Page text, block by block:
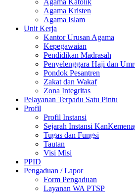
Agama Katolik
Agama Kristen
Agama Islam
Unit Kerja
Kantor Urusan Agama
Kepegawaian
Pendidikan Madrasah
Penyelenggara Haji dan
Pondok Pesantren
Zakat dan Wakaf
Zona Integritas
Pelayanan Terpadu Satu Pintu
Profil
Profil Instansi
Sejarah Instansi
Tugas dan Fungsi
Tautan
Visi Misi
PPID
Pengaduan / Lapor
Form Pengaduan
Layanan WA PTSP